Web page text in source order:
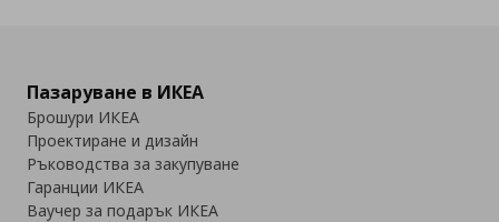
Пазаруване в ИКЕА
Брошури ИКЕА
Проектиране и дизайн
Ръководства за закупуване
Гаранции ИКЕА
Ваучер за подарък ИКЕА